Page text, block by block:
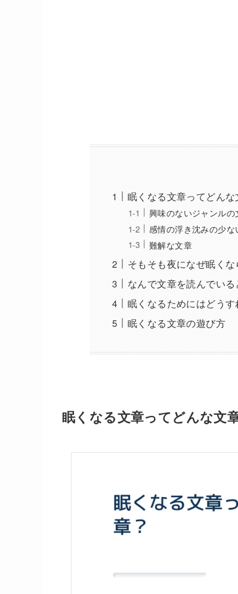
眠くなる文章ってどんな
興味のないジャンルの
感情の浮き沈みの少な
難解な文章
そもそも夜になぜ眠く
なんで文章を読んでいる
眠くなるためにはどうす
眠くなる文章の遊び方
眠くなる文章ってどんな文